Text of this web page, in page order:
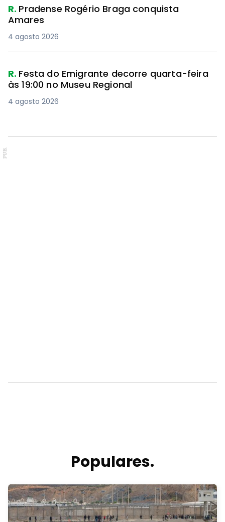
R. Pradense Rogério Braga conquista
Amares
4 agosto 2026
R. Festa do Emigrante decorre quarta-feira
às 19:00 no Museu Regional
4 agosto 2026
PUB.
Populares.